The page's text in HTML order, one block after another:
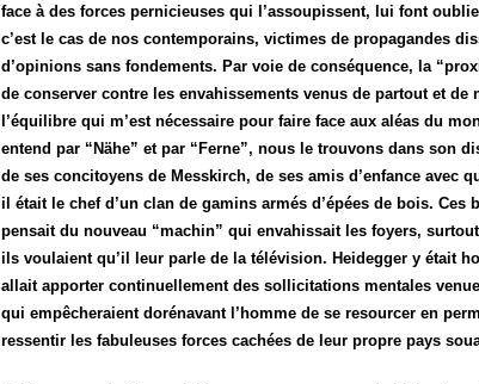
face à des forces pernicieuses qui l’assoupissent, lui font
c’est le cas de nos contemporains, victimes de propagandes
d’opinions sans fondements. Par voie de conséquence, la
de conserver contre les envahissements venus de partout et
l’équilibre qui m’est nécessaire pour faire face aux aléas du
entend par “Nähe” et par “Ferne”, nous le trouvons dans son
de ses concitoyens de Messkirch, de ses amis d’enfance
il était le chef d’un clan de gamins armés d’épées de bois.
pensait du nouveau “machin” qui envahissait les foyers,
ils voulaient qu’il leur parle de la télévision. Heidegger y était
allait apporter continuellement des sollicitations mentales
qui empêcheraient dorénavant l’homme de se resourcer en
ressentir les fabuleuses forces cachées de leur propre pays